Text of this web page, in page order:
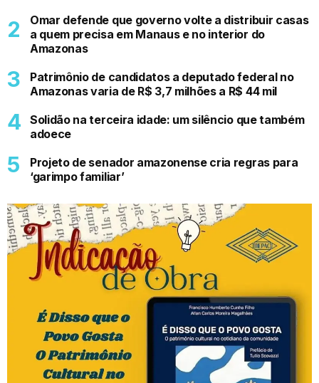
Omar defende que governo volte a distribuir casas
a quem precisa em Manaus e no interior do
Amazonas
Patrimônio de candidatos a deputado federal no
Amazonas varia de R$ 3,7 milhões a R$ 44 mil
Solidão na terceira idade: um silêncio que também
adoece
Projeto de senador amazonense cria regras para
‘garimpo familiar’